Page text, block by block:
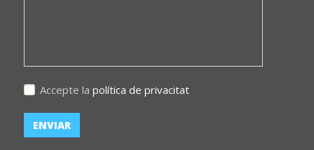
Accepte la política de privacitat